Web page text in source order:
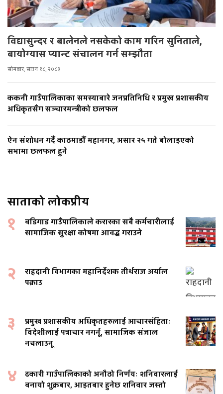
विद्यासुन्दर र बालेनले नसकेको काम गरिन सुनिताले,
बायोग्यास प्यान्ट संचालन गर्न सम्झौता
सोमबार, साउन १८, २०८३
ककनी गाउँपालिकाका समस्याबारे जनप्रतिनिधि र प्रमुख प्रशासकीय
अधिकृतसँग सञ्चारमन्त्रीको छलफल
ऐन संशोधन गर्दै काठमाडौँ महानगर, असार २५ गते बोलाइएको
सभामा छलफल हुने
साताको लोकप्रीय
१
बडिगाड गाउँपालिकाले करारका सबै कर्मचारीलाई
सामाजिक सुरक्षा कोषमा आवद्ध गराउने
२
राहदानी विभागका महानिर्देशक तीर्थराज अर्याल
पक्राउ
३
प्रमुख प्रशासकीय अधिकृतहरुलाई आचारसंहिताः
विदेशीलाई पत्राचार नगर्नू, सामाजिक संजाल
नचलाउनू
४
ढकारी गाउँपालिकाको अनौठो निर्णयः शनिवारलाई
बनायो शुक्रबार, आइतबार हुनेछ शनिवार जस्तो